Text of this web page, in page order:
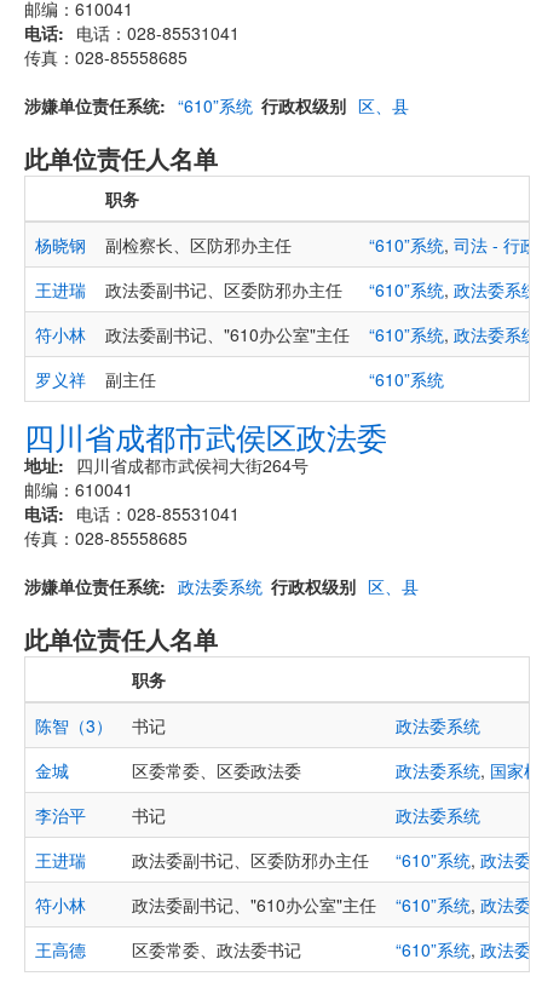
邮编：610041
电话
电话：028-85531041
传真：028-85558685
涉嫌单位责任系统
“610”系统 行政权级别 区、县
此单位责任人名单
职务
杨晓钢
副检察长、区防邪办主任 “610”系统, 司法 - 行
王进瑞
政法委副书记、区委防邪办主任 “610”系统, 政法委系统
符小林
政法委副书记、"610办公室"主任 “610”系统, 政法委系统
罗义祥
副主任 “610”系统
四川省成都市武侯区政法委
地址
四川省成都市武侯祠大街264号
邮编：610041
电话
电话：028-85531041
传真：028-85558685
涉嫌单位责任系统
政法委系统 行政权级别 区、县
此单位责任人名单
职务
陈智（3）
书记
政法委系统
金城
区委常委、区委政法委 政法委系统, 国家
李治平
书记
政法委系统
王进瑞
政法委副书记、区委防邪办主任 “610”系统, 政法委
符小林
政法委副书记、"610办公室"主任 “610”系统, 政法委
王高德
区委常委、政法委书记 “610”系统, 政法委